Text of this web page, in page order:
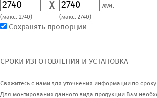
X
(макс. 2740)
мм.
(макс. 2740)
Сохранять пропорции
СРОКИ ИЗГОТОВЛЕНИЯ И УСТАНОВКА
Свяжитесь с нами для уточнения информации по сроку
Для монтирования данного вида продукции Вам